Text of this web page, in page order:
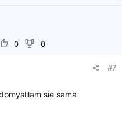
0 0
#7
sie sama